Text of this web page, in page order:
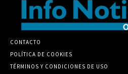
CONTACTO
POLÍTICA DE COOKIES
TÉRMINOS Y CONDICIONES DE USO